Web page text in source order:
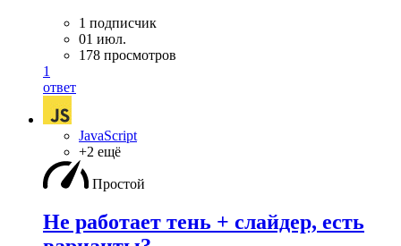
1 подписчик
01 июл.
178 просмотров
1
ответ
JavaScript
+2 ещё
Простой
Не работает тень + слайдер, есть